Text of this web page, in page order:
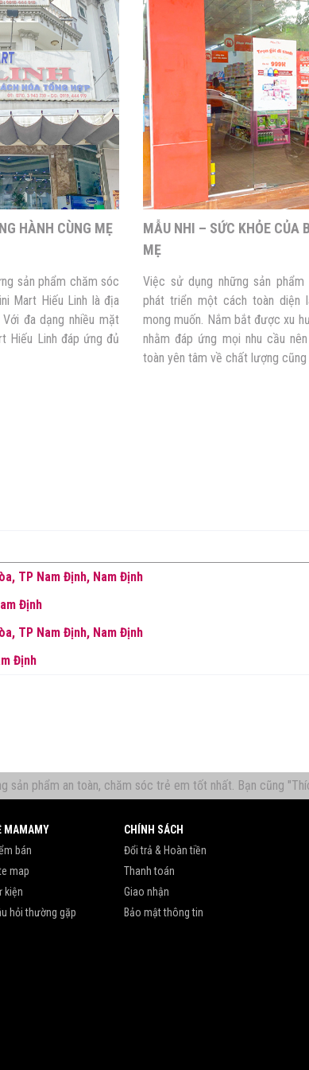
HÀNH CÙNG MẸ
sản phẩm chăm sóc
Mart Hiếu Linh là địa
đa dạng nhiều mặt
Hiếu Linh đáp ứng đủ
MẪU NHI – SỨC KHỎE CỦA
MẸ
Việc sử dụng những sản
phát triển một cách toàn diện
mong muốn. Nắm bắt được xu
nhằm đáp ứng mọi nhu cầu
toàn yên tâm về chất lượng cũng
TP Nam Định, Nam Định
Định
TP Nam Định, Nam Định
Định
sản phẩm an toàn, chăm sóc trẻ em tốt nhất. Bạn cũng
MAMAMY
bán
map
kiện
hỏi thường gặp
CHÍNH SÁCH
Đổi trả & Hoàn tiền
Thanh toán
Giao nhận
Bảo mật thông tin